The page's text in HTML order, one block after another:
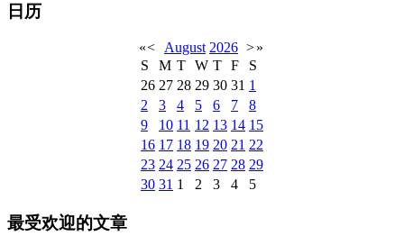
日历
«< August 2026 >»
S
M T W T F
S
26 27 28 29 30 31 1
2
3 4 5 6 7
8
9
10 11 12 13 14 15
16 17 18 19 20 21 22
23 24 25 26 27 28 29
30 31 1 2 3 4 5
最受欢迎的文章